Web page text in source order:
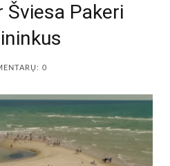
o r
Šviesa Pakeri
0